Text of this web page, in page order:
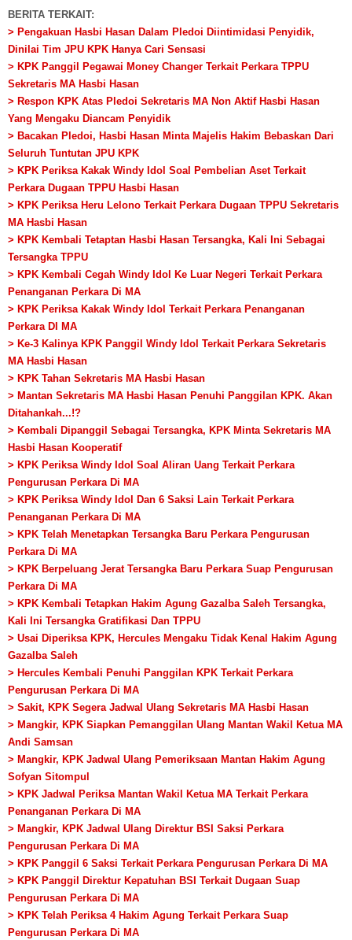
BERITA TERKAIT:
> Pengakuan Hasbi Hasan Dalam Pledoi Diintimidasi Penyidik,
Dinilai Tim JPU KPK Hanya Cari Sensasi
> KPK Panggil Pegawai Money Changer Terkait Perkara TPPU
Sekretaris MA Hasbi Hasan
> Respon KPK Atas Pledoi Sekretaris MA Non Aktif Hasbi Hasan
Yang Mengaku Diancam Penyidik
> Bacakan Pledoi, Hasbi Hasan Minta Majelis Hakim Bebaskan Dari
Seluruh Tuntutan JPU KPK
> KPK Periksa Kakak Windy Idol Soal Pembelian Aset Terkait
Perkara Dugaan TPPU Hasbi Hasan
> KPK Periksa Heru Lelono Terkait Perkara Dugaan TPPU Sekretaris
MA Hasbi Hasan
> KPK Kembali Tetaptan Hasbi Hasan Tersangka, Kali Ini Sebagai
Tersangka TPPU
> KPK Kembali Cegah Windy Idol Ke Luar Negeri Terkait Perkara
Penanganan Perkara Di MA
> KPK Periksa Kakak Windy Idol Terkait Perkara Penanganan
Perkara DI MA
> Ke-3 Kalinya KPK Panggil Windy Idol Terkait Perkara Sekretaris
MA Hasbi Hasan
> KPK Tahan Sekretaris MA Hasbi Hasan
> Mantan Sekretaris MA Hasbi Hasan Penuhi Panggilan KPK. Akan
Ditahankah...!?
> Kembali Dipanggil Sebagai Tersangka, KPK Minta Sekretaris MA
Hasbi Hasan Kooperatif
> KPK Periksa Windy Idol Soal Aliran Uang Terkait Perkara
Pengurusan Perkara Di MA
> KPK Periksa Windy Idol Dan 6 Saksi Lain Terkait Perkara
Penanganan Perkara Di MA
> KPK Telah Menetapkan Tersangka Baru Perkara Pengurusan
Perkara Di MA
> KPK Berpeluang Jerat Tersangka Baru Perkara Suap Pengurusan
Perkara Di MA
> KPK Kembali Tetapkan Hakim Agung Gazalba Saleh Tersangka,
Kali Ini Tersangka Gratifikasi Dan TPPU
> Usai Diperiksa KPK, Hercules Mengaku Tidak Kenal Hakim Agung
Gazalba Saleh
> Hercules Kembali Penuhi Panggilan KPK Terkait Perkara
Pengurusan Perkara Di MA
> Sakit, KPK Segera Jadwal Ulang Sekretaris MA Hasbi Hasan
> Mangkir, KPK Siapkan Pemanggilan Ulang Mantan Wakil Ketua MA
Andi Samsan
> Mangkir, KPK Jadwal Ulang Pemeriksaan Mantan Hakim Agung
Sofyan Sitompul
> KPK Jadwal Periksa Mantan Wakil Ketua MA Terkait Perkara
Penanganan Perkara Di MA
> Mangkir, KPK Jadwal Ulang Direktur BSI Saksi Perkara
Pengurusan Perkara Di MA
> KPK Panggil 6 Saksi Terkait Perkara Pengurusan Perkara Di MA
> KPK Panggil Direktur Kepatuhan BSI Terkait Dugaan Suap
Pengurusan Perkara Di MA
> KPK Telah Periksa 4 Hakim Agung Terkait Perkara Suap
Pengurusan Perkara Di MA